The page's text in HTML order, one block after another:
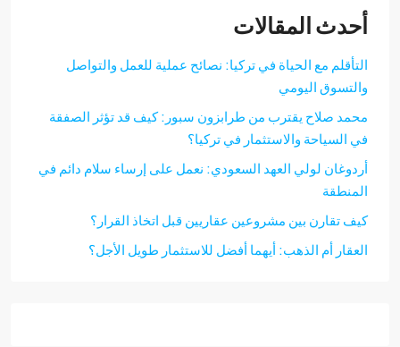
المقالات
مع الحياة في تركيا: نصائح عملية للعمل والتواصل
اليومي
صلاح يقترب من طرابزون سبور: كيف قد تؤثر الصفقة
السياحة والاستثمار في تركيا؟
لولي العهد السعودي: نعمل على إرساء سلام دائم في
تقارن بين مشروعين عقاريين قبل اتخاذ القرار؟
أم الذهب: أيهما أفضل للاستثمار طويل الأجل؟